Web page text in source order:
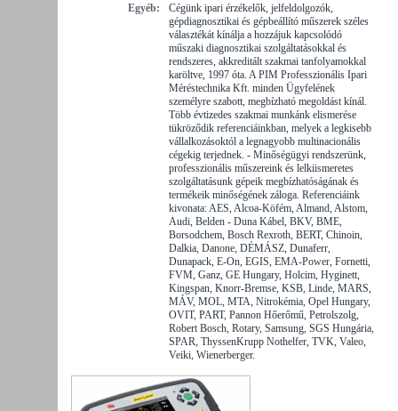
Egyéb:
Cégünk ipari érzékelők, jelfeldolgozók,
gépdiagnosztikai és gépbeállító műszerek széles
választékát kínálja a hozzájuk kapcsolódó
műszaki diagnosztikai szolgáltatásokkal és
rendszeres, akkreditált szakmai tanfolyamokkal
karöltve, 1997 óta. A PIM Professzionális Ipari
Méréstechnika Kft. minden Ügyfelének
személyre szabott, megbízható megoldást kínál.
Több évtizedes szakmai munkánk elismerése
tükröződik referenciáinkban, melyek a legkisebb
vállalkozásoktól a legnagyobb multinacionális
cégekig terjednek. - Minőségügyi rendszerünk,
professzionális műszereink és lelkiismeretes
szolgáltatásunk gépeik megbízhatóságának és
termékeik minőségének záloga. Referenciáink
kivonata: AES, Alcoa-Köfém, Almand, Alstom,
Audi, Belden - Duna Kábel, BKV, BME,
Borsodchem, Bosch Rexroth, BERT, Chinoin,
Dalkia, Danone, DÉMÁSZ, Dunaferr,
Dunapack, E-On, EGIS, EMA-Power, Fornetti,
FVM, Ganz, GE Hungary, Holcim, Hyginett,
Kingspan, Knorr-Bremse, KSB, Linde, MARS,
MÁV, MOL, MTA, Nitrokémia, Opel Hungary,
OVIT, PART, Pannon Hőerőmű, Petrolszolg,
Robert Bosch, Rotary, Samsung, SGS Hungária,
SPAR, ThyssenKrupp Nothelfer, TVK, Valeo,
Veiki, Wienerberger.